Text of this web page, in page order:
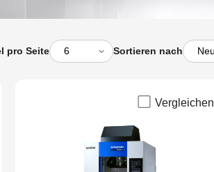
pro Seite Sortieren nach
Vergleichen